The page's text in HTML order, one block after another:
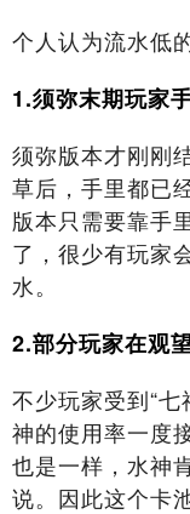
个人认为流水低
1.须弥末期玩家
须弥版本才刚刚
草后，手里都已
版本只需要靠手
了，很少有玩家
水。
2.部分玩家在观
不少玩家受到“
神的使用率一度
也是一样，水神
说。因此这个卡